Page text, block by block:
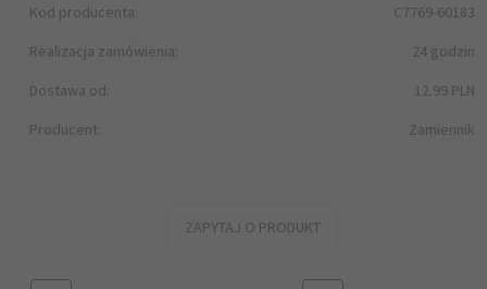
Kod producenta:
C7769-60183
Realizacja zamówienia:
24 godzin
Dostawa od:
12.99 PLN
Producent:
Zamiennik
ZAPYTAJ O PRODUKT